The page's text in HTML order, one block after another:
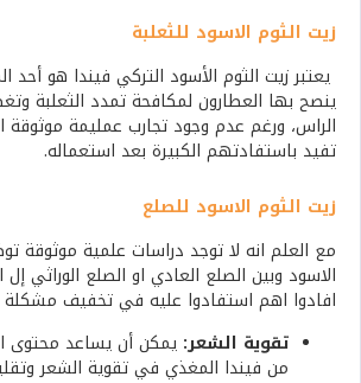
زيت الثوم الاسود للثعلبة
يعتبر زيت الثوم الأسود التركي فيندا هو أحد
ينصح بها العطارون لمكافحة تمدد الثعلبة
الراس، ورغم عدم وجود تجارب عمليمة موثوقة
تفيد باستفادتهم الكبيرة بعد استعماله.
زيت الثوم الاسود للصلع
مع العلم انه لا توجد دراسات علمية موثوقة
الاسود وبين الصلع العادي او الصلع الوراثي
افادوا اهم استفادوا عليه في تخفيف
تقوية الشعر: يمكن أن يساعد محتوى
من فيندا المغذي في تقوية الشعر